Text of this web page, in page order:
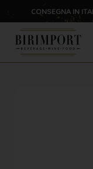
contenuto
CONSEGNA IN